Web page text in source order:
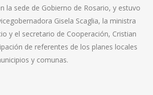
la sede de Gobierno de Rosario, y estuvo
Gisela Scaglia, la ministra
y el secretario de Cooperación, Cristian
de referentes de los planes locales
y comunas.